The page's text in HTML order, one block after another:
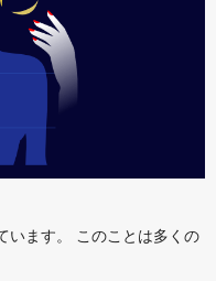
います。 このことは多くの